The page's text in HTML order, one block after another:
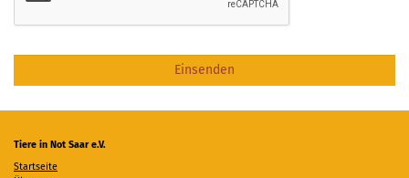
Tiere in Not Saar e.V.
Startseite